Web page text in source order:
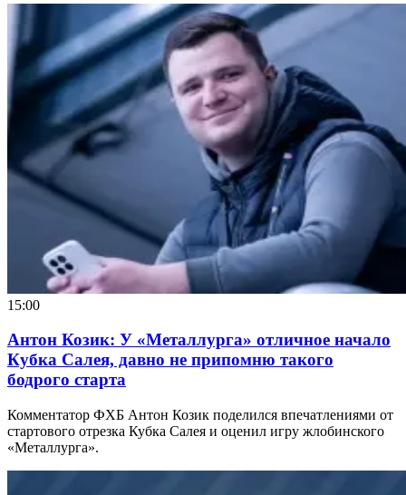
15:00
Антон Козик: У «Металлурга» отличное начало
Кубка Салея, давно не припомню такого
бодрого старта
Комментатор ФХБ Антон Козик поделился впечатлениями от
стартового отрезка Кубка Салея и оценил игру жлобинского
«Металлурга».